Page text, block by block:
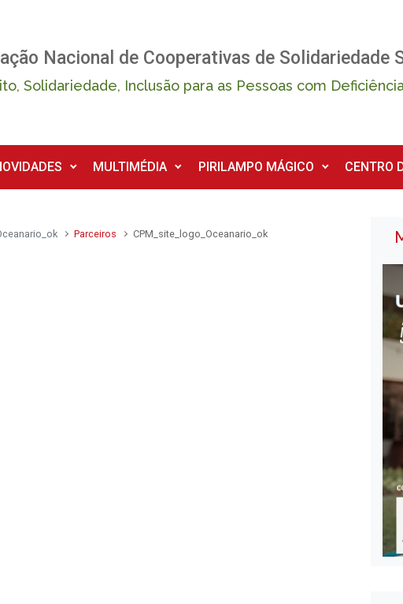
Nacional de Cooperativas de Solidariedade
Solidariedade, Inclusão para as Pessoas com
MULTIMÉDIA PIRILAMPO MÁGICO CENTRO
Parceiros CPM_site_logo_Oceanario_ok